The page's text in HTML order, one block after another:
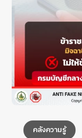
คลังความรู้